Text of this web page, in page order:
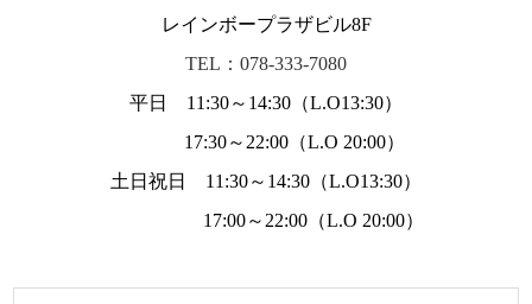
レインボープラザビル8F
TEL：078-333-7080
平日 11:30～14:30（L.O13:30）
17:30～22:00（L.O 20:00）
土日祝日 11:30～14:30（L.O13:30）
17:00～22:00（L.O 20:00）